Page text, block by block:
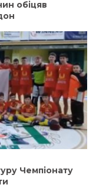
обіцяв
Чемпіонату